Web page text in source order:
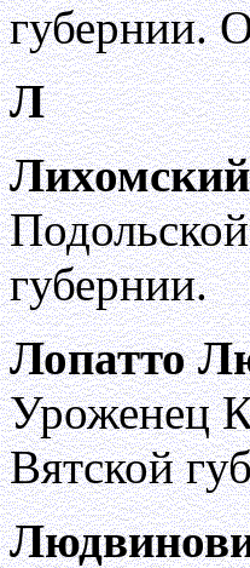
губернии.
Л
губернии.
Лопатто
Уроженец
Вятской